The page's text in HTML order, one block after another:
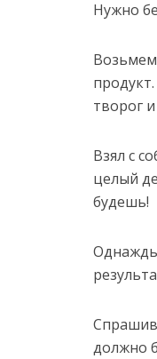
Нужно
Возьмем
творог
Взял с
целый
будешь!
Однажды
должно